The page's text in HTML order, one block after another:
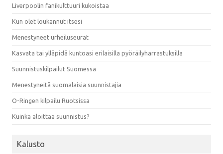
Liverpoolin fanikulttuuri kukoistaa
Kun olet loukannut itsesi
Menestyneet urheiluseurat
Kasvata tai ylläpidä kuntoasi erilaisilla pyöräilyharrastuksilla
Suunnistuskilpailut Suomessa
Menestyneitä suomalaisia suunnistajia
O-Ringen kilpailu Ruotsissa
Kuinka aloittaa suunnistus?
Kalusto